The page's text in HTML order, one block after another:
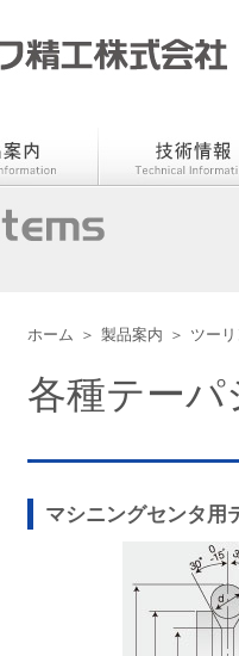
ホーム ＞ 製品案内 ＞ ツー
各種テー
マシニングセンタ用